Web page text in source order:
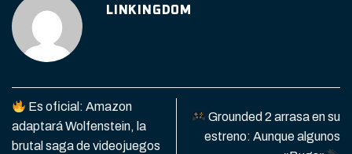
LINKINGDOM
Es oficial: Amazon
adaptará Wolfenstein, la
brutal saga de videojuegos
Grounded 2 arrasa en su
estreno: Aunque algunos